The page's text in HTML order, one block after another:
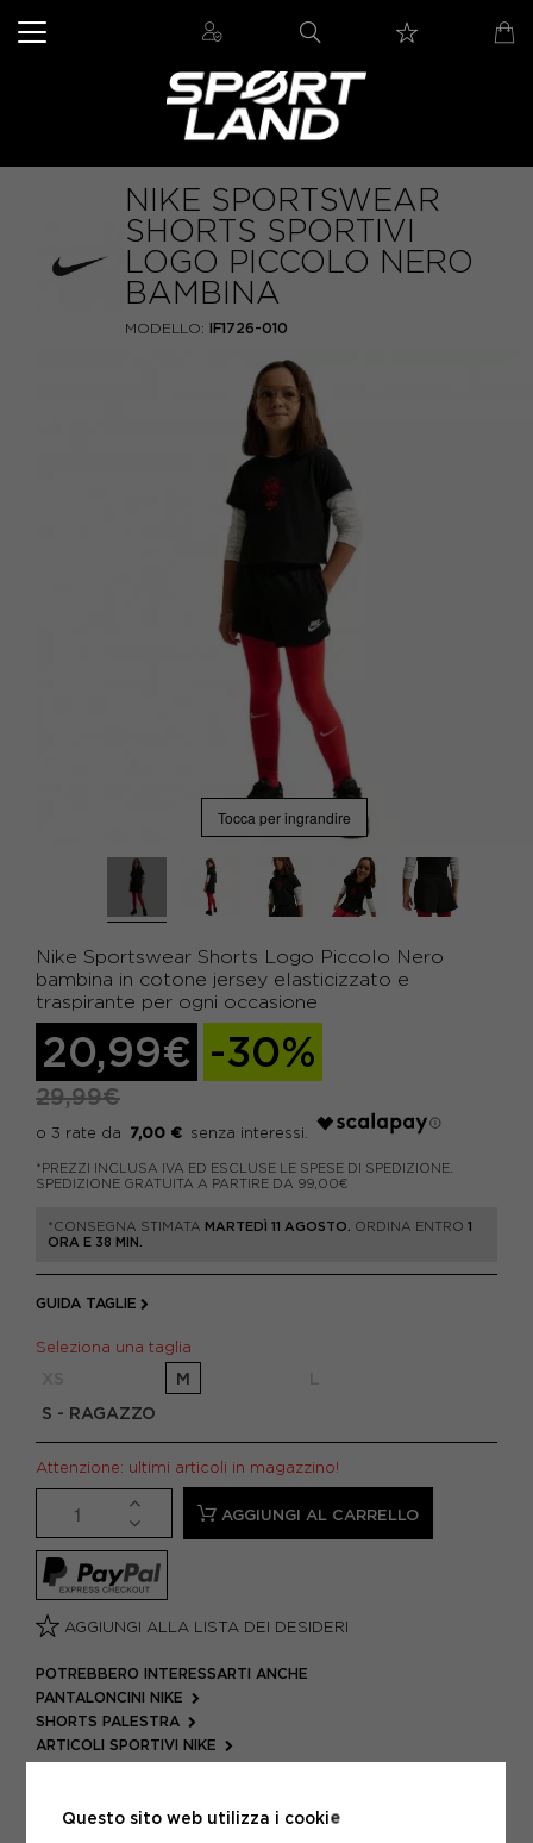
NIKE SPORTSWEAR
SHORTS SPORTIVI
LOGO PICCOLO NERO
BAMBINA
MODELLO: IF1726-010
Tocca per ingrandire
Nike Sportswear Shorts Logo Piccolo Nero
bambina in cotone jersey elasticizzato e
traspirante per ogni occasione
20,99€ -30%
29,99€
7,00 €
*PREZZI INCLUSA IVA ED ESCLUSE LE SPESE DI SPEDIZIONE.
SPEDIZIONE GRATUITA A PARTIRE DA 99,00€
*CONSEGNA STIMATA MARTEDÌ 11 AGOSTO. ORDINA ENTRO 1
ORA E 38 MIN.
GUIDA TAGLIE
Seleziona una taglia
M
S - RAGAZZO
Attenzione: ultimi articoli in magazzino!
AGGIUNGI AL CARRELLO
AGGIUNGI ALLA LISTA DEI DESIDERI
POTREBBERO INTERESSARTI ANCHE
PANTALONCINI NIKE
SHORTS PALESTRA
ARTICOLI SPORTIVI NIKE
Questo sito web utilizza i cookie